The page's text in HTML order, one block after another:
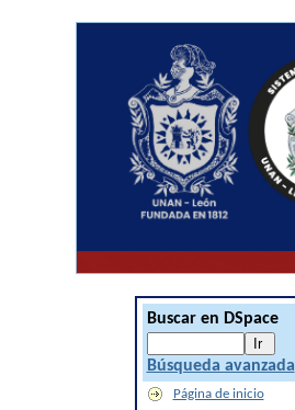
Buscar en DSpace
Búsqueda avanzada
Página de inicio